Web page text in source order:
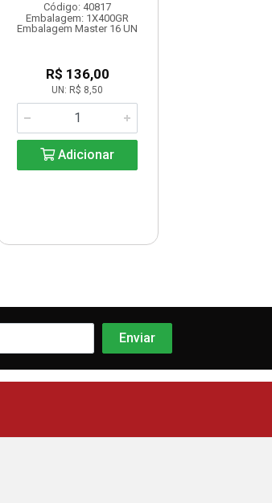
Código: 40817
Embalagem: 1X400GR
Embalagem Master 16 UN
R$ 136,00
UN: R$ 8,50
Adicionar